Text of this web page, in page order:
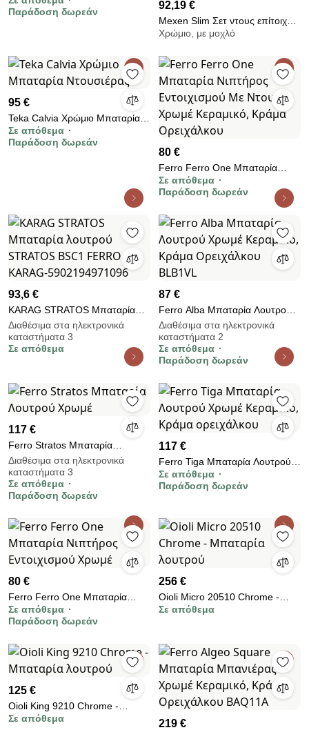
Παράδοση δωρεάν
92,19 €
Mexen Slim Σετ ντους επίτοιχου
τύπου Erik με ντους οροφής και
Χρώμιο, με μοχλό
95 €
Teka Calvia Χρώμιο Μπαταρία
Ντουσιέρας
Σε απόθεμα
Παράδοση δωρεάν
80 €
Ferro Ferro One Μπαταρία
Νιπτήρος Εντοιχισμού Με Ντους
Χρωμέ Κεραμικό, Κράμα
Σε απόθεμα
Παράδοση δωρεάν
93,6 €
KARAG STRATOS Μπαταρία
λουτρού STRATOS BSC1
FERRO KARAG-
5902194971096
Διαθέσιμα στα ηλεκτρονικά
καταστήματα 3
Σε απόθεμα
87 €
Ferro Alba Μπαταρία Λουτρού
Χρωμέ Κεραμικό, Κράμα
Ορειχάλκου BLB1VL
Διαθέσιμα στα ηλεκτρονικά
καταστήματα 2
Σε απόθεμα
Παράδοση δωρεάν
117 €
Ferro Stratos Μπαταρία
Λουτρού Χρωμέ
Διαθέσιμα στα ηλεκτρονικά
καταστήματα 3
Σε απόθεμα
Παράδοση δωρεάν
117 €
Ferro Tiga Μπαταρία Λουτρού
Χρωμέ Κεραμικό, Κράμα
ορειχάλκου
Σε απόθεμα
Παράδοση δωρεάν
80 €
Ferro Ferro One Μπαταρία
Νιπτήρος Εντοιχισμού Χρωμέ
Σε απόθεμα
Παράδοση δωρεάν
256 €
Oioli Micro 20510 Chrome -
Μπαταρία λουτρού
Σε απόθεμα
125 €
Oioli King 9210 Chrome -
Μπαταρία λουτρού
Σε απόθεμα 219 €